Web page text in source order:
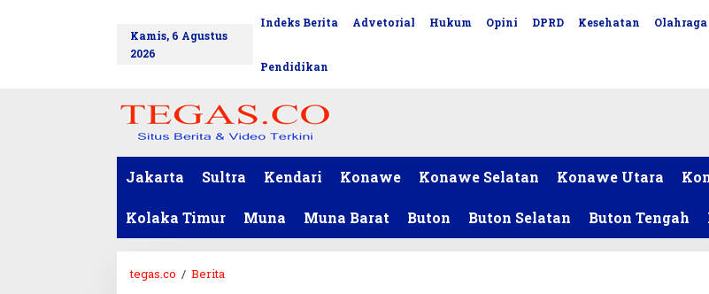
Kamis, 6 Agustus
2026
Indeks Berita Advetorial Hukum Opini DPRD Kesehatan Olahraga
Pendidikan
Jakarta Sultra Kendari Konawe Konawe Selatan Konawe Utara
Kolaka Timur Muna Muna Barat Buton Buton Selatan Buton Tengah
tegas.co / Berita